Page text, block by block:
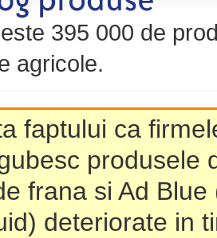
395 000 de
agricole.
faptului ca
produsele
frana si Ad
deteriorate in